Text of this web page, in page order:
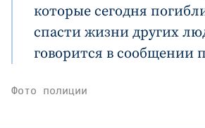
которые сегодня
спасти жизни других
говорится в сообщении
Фото полиции